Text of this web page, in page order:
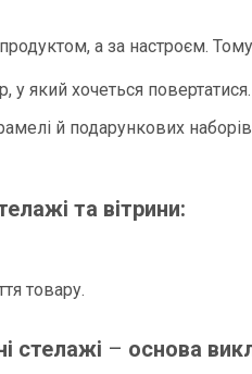
а за настроєм. Тому
у який хочеться повертатися.
й подарункових
та вітрини:
товару.
стелажі – основа